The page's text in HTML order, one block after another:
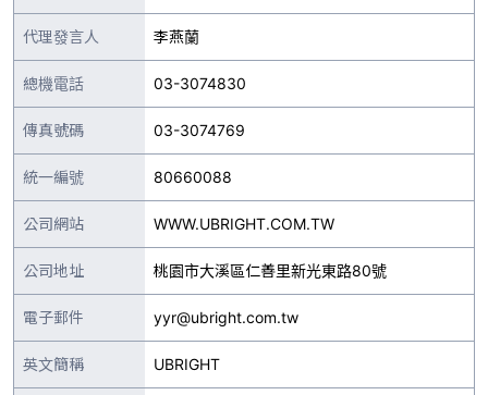
代理發言人 李燕蘭
總機電話 03-3074830
傳真號碼 03-3074769
統一編號 80660088
公司網站 WWW.UBRIGHT.COM.TW
公司地址 桃園市大溪區仁善里新光東路80號
電子郵件 yyr@ubright.com.tw
英文簡稱 UBRIGHT